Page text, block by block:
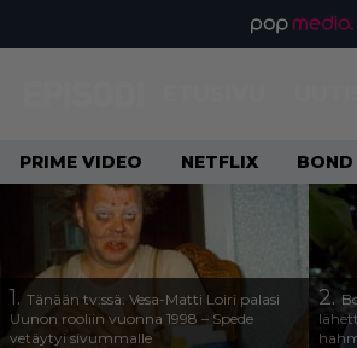
PRIME VIDEO NETFLIX BOND
1. Tänään tv:ssä: Vesa-Matti Loiri palasi
Uunon rooliin vuonna 1998 – Spede
vetäytyi sivummalle
2.